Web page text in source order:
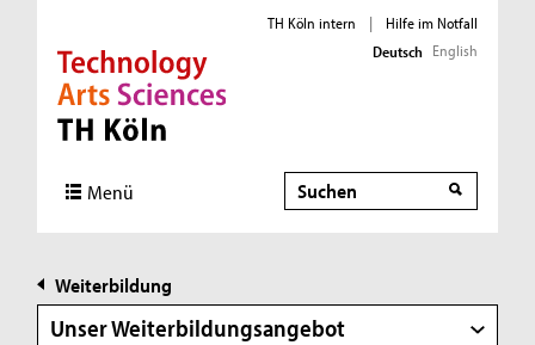
Direkt zur Hauptnavigation
Direkt zur Subnavigation
Direkt zum Inhalt
Direkt zum Fußbereich
TH Köln intern |
Hilfe im Notfall
Deutsch English
Menü Suche
Weiterbildung
Unser Weiterbildungsangebot